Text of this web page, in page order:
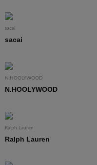
sacai
sacai
N.HOOLYWOOD
N.HOOLYWOOD
Ralph Lauren
Ralph Lauren